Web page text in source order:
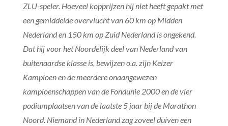
ZLU-speler. Hoeveel kopprijzen hij niet heeft gepakt met
een gemiddelde overvlucht van 60 km op Midden
Nederland en 150 km op Zuid Nederland is ongekend.
Dat hij voor het Noordelijk deel van Nederland van
buitenaardse klasse is, bewijzen o.a. zijn Keizer
Kampioen en de meerdere onaangewezen
kampioenschappen van de Fondunie 2000 en de vier
podiumplaatsen van de laatste 5 jaar bij de Marathon
Noord. Niemand in Nederland zag zoveel duiven een